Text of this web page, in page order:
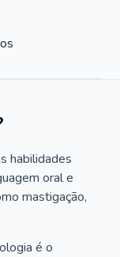
habilidades
oral e
mastigação,
é o